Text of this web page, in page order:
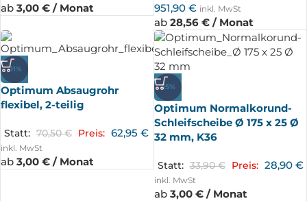
ab 3,00 € / Monat 951,90 € inkl. MwSt
ab 28,56 € / Monat
-11%
Optimum Absaugrohr
flexibel, 2-teilig
Statt: 70,50€ Preis: 62,95 €
inkl. MwSt
ab 3,00 € / Monat
-15%
Optimum Normalkorund-
Schleifscheibe Ø 175 x 25 Ø
32 mm, K36
Statt: 33,90€ Preis: 28,90 €
inkl. MwSt
ab 3,00 € / Monat